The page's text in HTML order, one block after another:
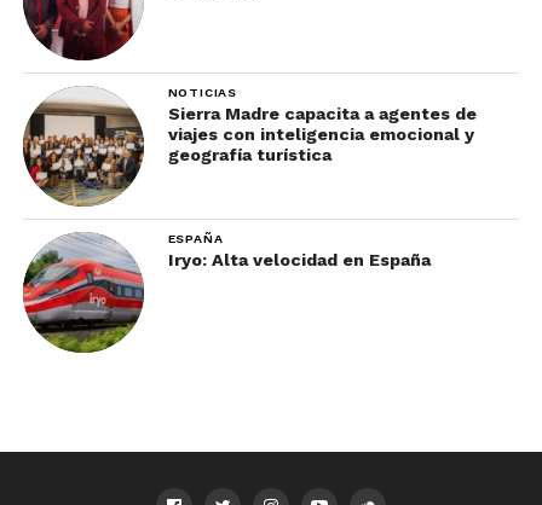
NOTICIAS
Sierra Madre capacita a agentes de
viajes con inteligencia emocional y
geografía turística
ESPAÑA
Iryo: Alta velocidad en España